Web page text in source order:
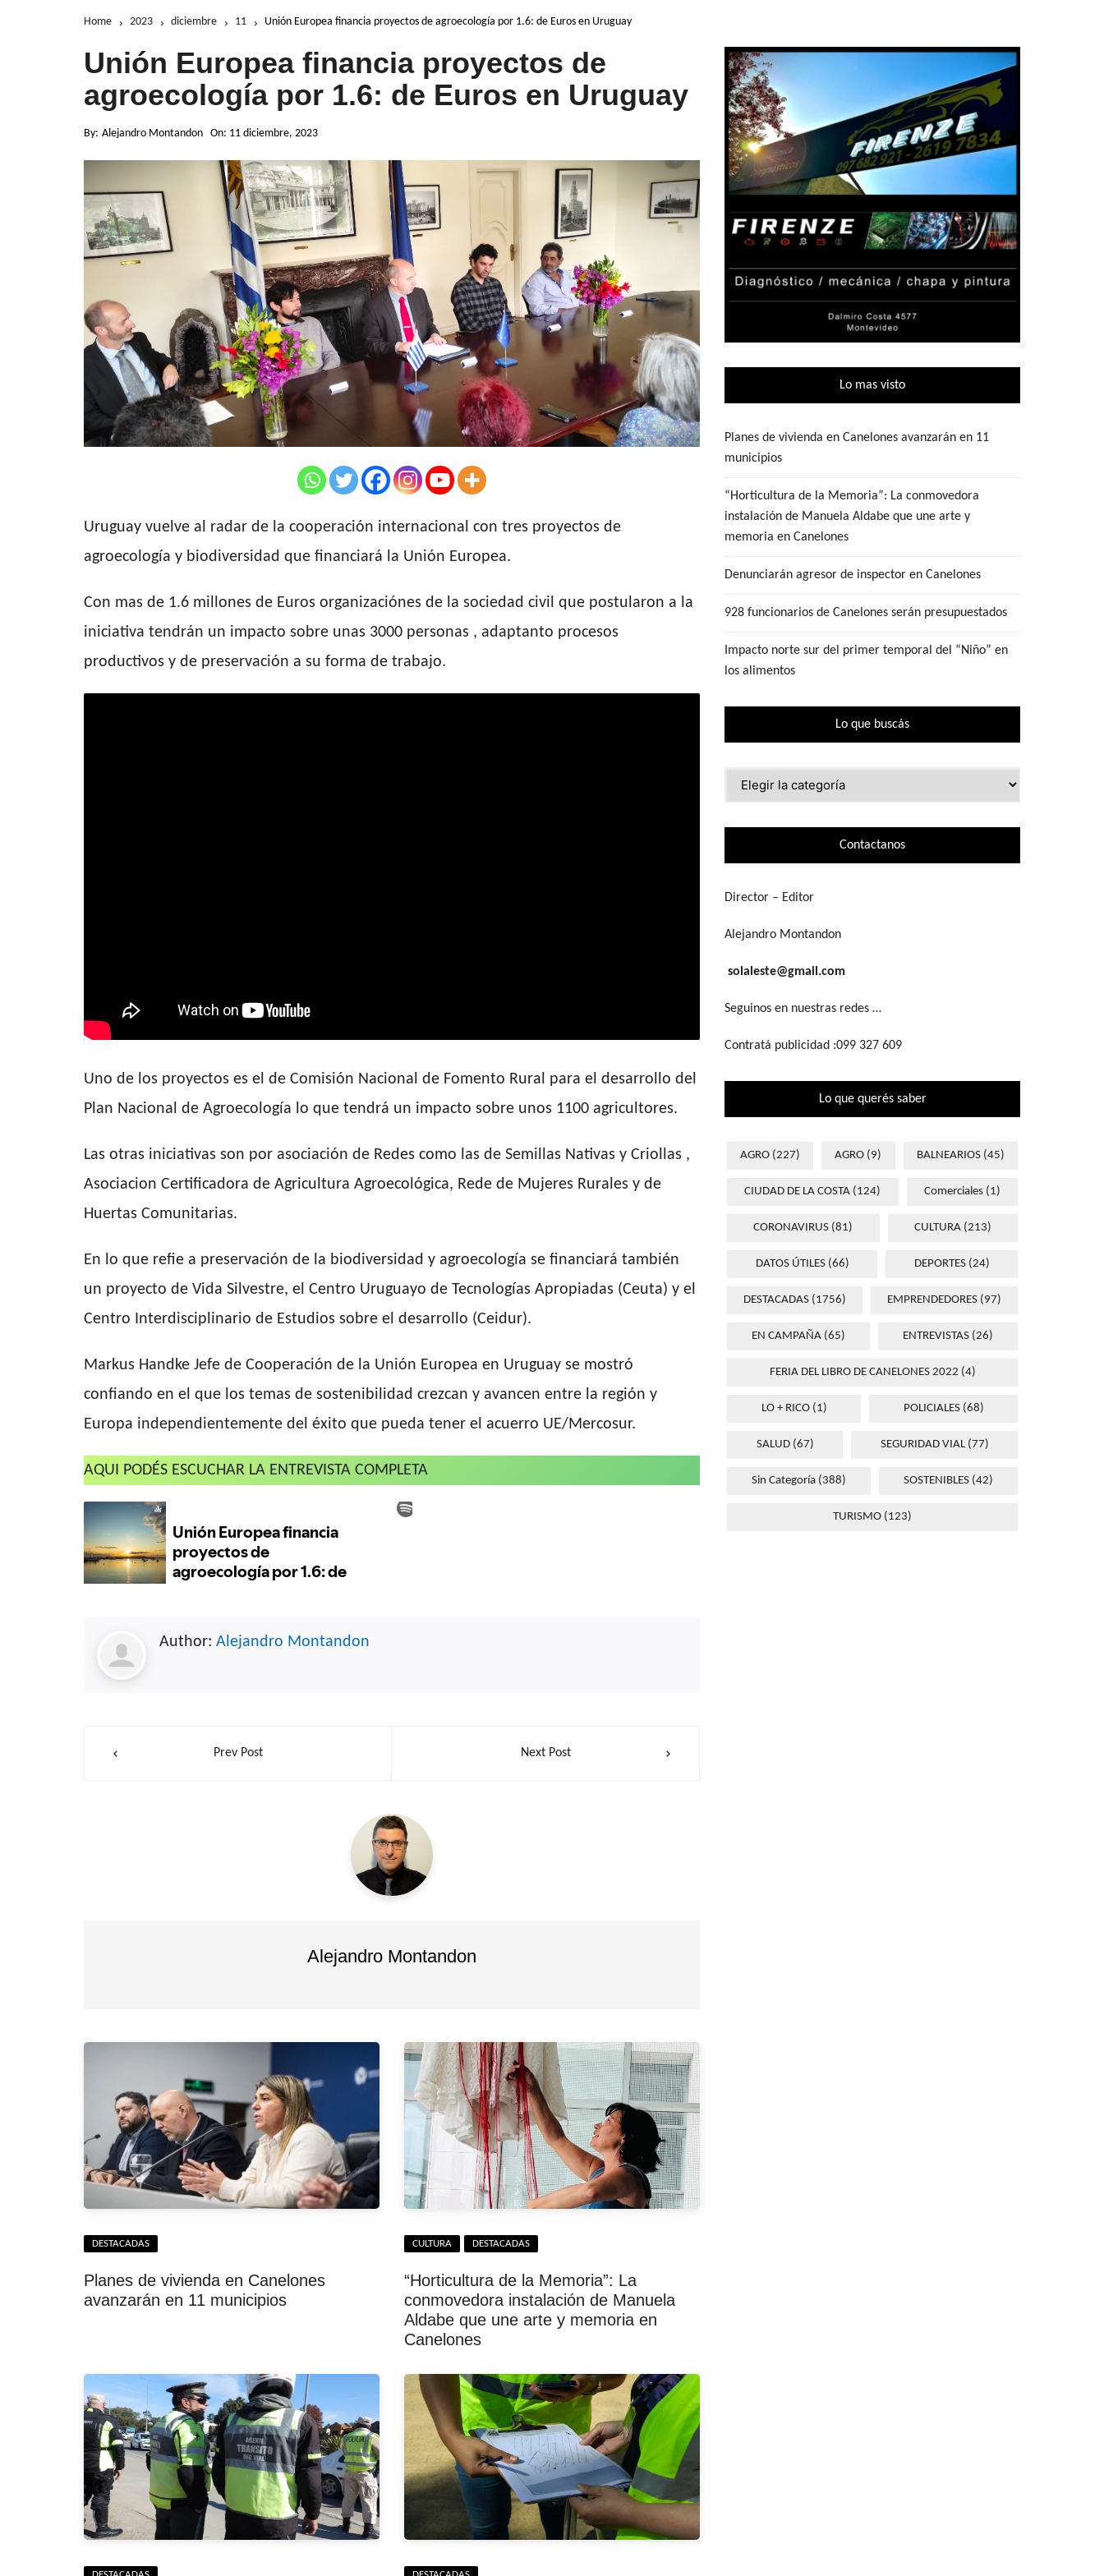
Home 2023 diciembre 11 Unión Europea financia proyectos de agroecología por 1.6: de Euros en Uruguay
Unión Europea financia proyectos de
agroecología por 1.6: de Euros en Uruguay
By: Alejandro Montandon On: 11 diciembre, 2023
Uruguay vuelve al radar de la cooperación internacional con tres proyectos de
agroecología y biodiversidad que financiará la Unión Europea.
Con mas de 1.6 millones de Euros organizaciónes de la sociedad civil que postularon a la
iniciativa tendrán un impacto sobre unas 3000 personas , adaptanto procesos
productivos y de preservación a su forma de trabajo.
Uno de los proyectos es el de Comisión Nacional de Fomento Rural para el desarrollo del
Plan Nacional de Agroecología lo que tendrá un impacto sobre unos 1100 agricultores.
Las otras iniciativas son por asociación de Redes como las de Semillas Nativas y Criollas ,
Asociacion Certificadora de Agricultura Agroecológica, Rede de Mujeres Rurales y de
Huertas Comunitarias.
En lo que refie a preservación de la biodiversidad y agroecología se financiará también
un proyecto de Vida Silvestre, el Centro Uruguayo de Tecnologías Apropiadas (Ceuta) y el
Centro Interdisciplinario de Estudios sobre el desarrollo (Ceidur).
Markus Handke Jefe de Cooperación de la Unión Europea en Uruguay se mostró
confiando en el que los temas de sostenibilidad crezcan y avancen entre la región y
Europa independientemente del éxito que pueda tener el acuerro UE/Mercosur.
AQUI PODÉS ESCUCHAR LA ENTREVISTA COMPLETA
Author: Alejandro Montandon
NavegaciónPrev Post Next Post
Alejandro Montandon
DESTACADAS
Planes de vivienda en Canelones
avanzarán en 11 municipios
CULTURA DESTACADAS
“Horticultura de la Memoria”: La
conmovedora instalación de Manuela
Aldabe que une arte y memoria en
Canelones
Lo mas visto
Planes de vivienda en Canelones avanzarán en 11
municipios
“Horticultura de la Memoria”: La conmovedora
instalación de Manuela Aldabe que une arte y
memoria en Canelones
Denunciarán agresor de inspector en Canelones
928 funcionarios de Canelones serán presupuestados
Impacto norte sur del primer temporal del “Niño” en
los alimentos
Lo que buscás
Contactanos
Director – Editor
Alejandro Montandon
solaleste@gmail.com
Seguinos en nuestras redes …
Contratá publicidad :099 327 609
Lo que querés saber
AGRO (227) AGRO (9) BALNEARIOS(45)
CIUDAD DE LA COSTA (124) Comerciales(1)
CORONAVIRUS (81) CULTURA(213)
DATOS ÚTILES(66) DEPORTES(24)
DESTACADAS (1756) EMPRENDEDORES (97)
EN CAMPAÑA (65) ENTREVISTAS (26)
FERIA DEL LIBRO DE CANELONES 2022 (4)
LO + RICO(1) POLICIALES(68)
SALUD(67) SEGURIDAD VIAL(77)
Sin Categoría (388) SOSTENIBLES (42)
TURISMO (123)